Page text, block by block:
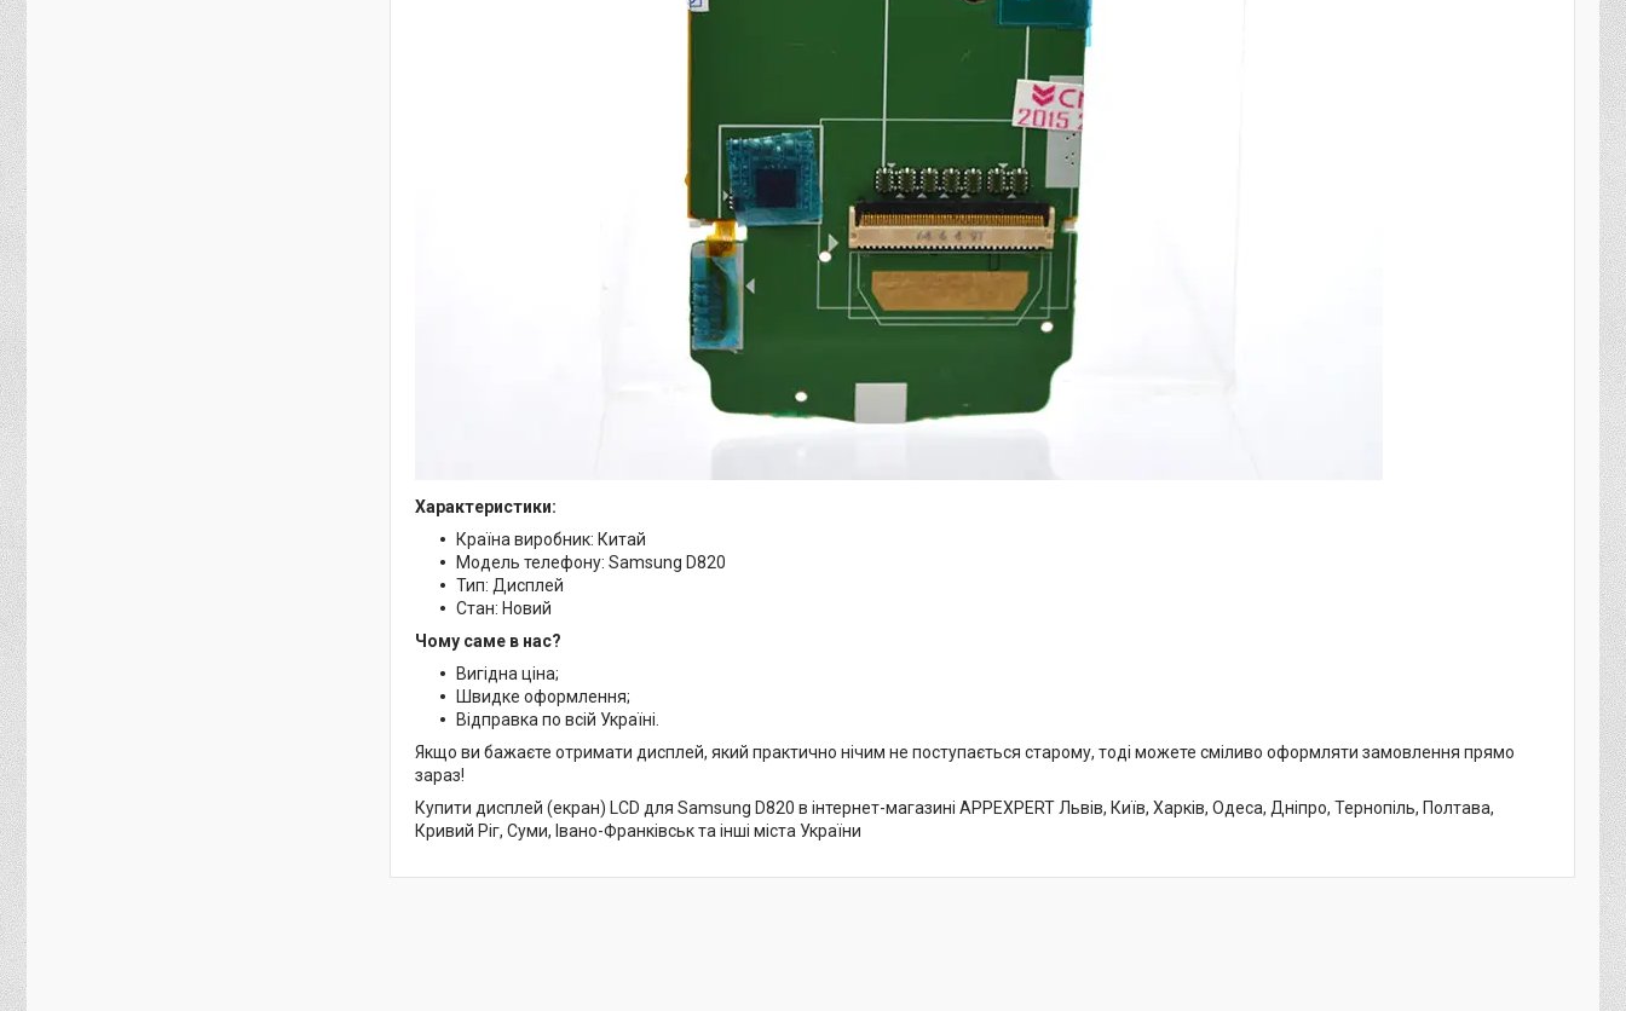
Характеристики:
Країна виробник: Китай
Модель телефону: Samsung D820
Тип: Дисплей
Стан: Новий
Чому саме в нас?
Вигідна ціна;
Швидке оформлення;
Відправка по всій Україні.
Якщо ви бажаєте отримати дисплей, який практично нічим не поступається старому, тоді можете сміливо оформляти замовлення прямо
зараз!
Купити дисплей (екран) LCD для Samsung D820 в інтернет-магазині APPEXPERT Львів, Київ, Харків, Одеса, Дніпро, Тернопіль, Полтава,
Кривий Ріг, Суми, Івано-Франківськ та інші міста України